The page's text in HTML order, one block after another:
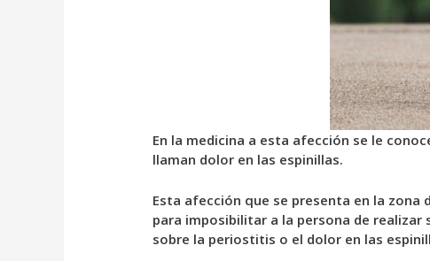
En la medicina a esta afección se le
llaman dolor en las espinillas.
Esta afección que se presenta en la
para imposibilitar a la persona de
sobre la periostitis o el dolor en las